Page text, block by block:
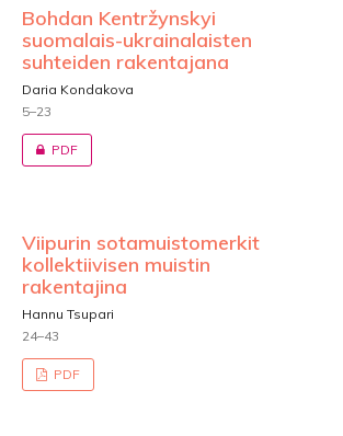
Bohdan Kentržynskyi
suomalais-ukrainalaisten
suhteiden rakentajana
Daria Kondakova
5–23
PDF
Viipurin sotamuistomerkit
kollektiivisen muistin
rakentajina
Hannu Tsupari
24–43
PDF